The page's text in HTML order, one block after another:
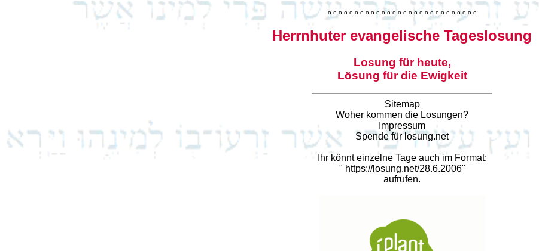
o o o o o o o o o o o o o o o o o o o o o o o o o o o o
Herrnhuter evangelische Tageslosung
Losung für heute,
Lösung für die Ewigkeit
Sitemap
Woher kommen die Losungen?
Impressum
Spende für losung.net
Ihr könnt einzelne Tage auch im Format:
" https://losung.net/28.6.2006"
aufrufen.